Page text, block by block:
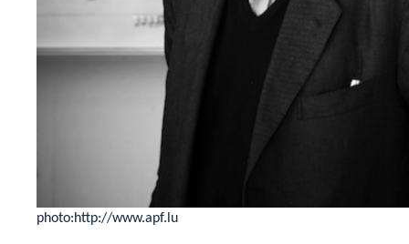
photo:http://www.apf.lu